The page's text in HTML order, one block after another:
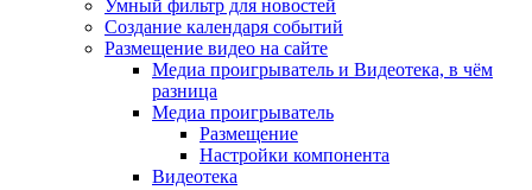
Умный фильтр для новостей
Создание календаря событий
Размещение видео на сайте
Медиа проигрыватель и Видеотека, в чём
разница
Медиа проигрыватель
Размещение
Настройки компонента
Видеотека